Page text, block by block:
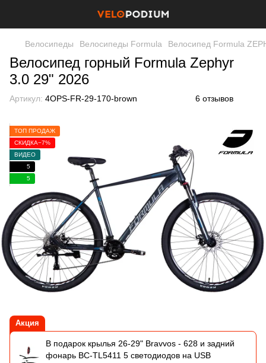
Велосипеды Велосипеды Formula Велосипед Formula
Велосипед горный Formula Zephyr
3.0 29" 2026
Артикул: 4OPS-FR-29-170-brown 6 отзывов
ТОП ПРОДАЖ
СКИДКА−7%
ВИДЕО
5
5
Акция
В подарок крылья 26-29" Bravvos - 628 и задний
фонарь BC-TL5411 5 светодиодов на USB